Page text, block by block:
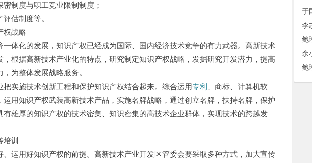
制度与职工竞业限制制度；
估制度等。
权战略
化的发展，知识产权已经成为国际、国内经济技术竞争的有力武器。高新技术
，根据高新技术产业化的特点，研究制定知识产权战略，发掘研究开发潜力，提高
为整体发展战略服务。
实施技术创新工程和保护知识产权结合起来。综合运用专利
、商标、计算机软
运用知识产权武装高新技术产品，实施名牌战略，通过创立名牌，扶持名牌，保护
有雄厚的知识产权的技术密集、知识密集的高技术企业群体，实现技术的跨越发
训
用好知识产权的前提。高新技术产业开发区管委会要采取多种方式，加大宣传
鲍
余
鲍